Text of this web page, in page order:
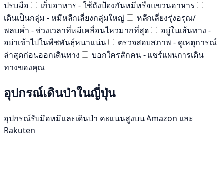
ปรบมือ
เก็บอาหาร - ใช้ถังป้องกันหมีหรือแขวนอาหาร
เดินเป็นกลุ่ม - หมีหลีกเลี่ยงกลุ่มใหญ่
หลีกเลี่ยงรุ่งอรุณ/
พลบค่ำ - ช่วงเวลาที่หมีเคลื่อนไหวมากที่สุด
อยู่ในเส้นทาง -
อย่าเข้าไปในพืชพันธุ์หนาแน่น
ตรวจสอบสภาพ - ดูเหตุการณ์
ล่าสุดก่อนออกเดินทาง
บอกใครสักคน - แชร์แผนการเดิน
ทางของคุณ
อุปกรณ์เดินป่าในญี่ปุ่น
อุปกรณ์รับมือหมีและเดินป่า คะแนนสูงบน Amazon และ
Rakuten